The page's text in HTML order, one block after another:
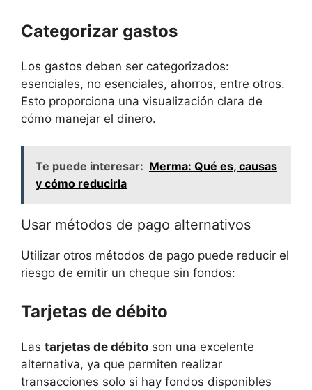
Categorizar gastos
Los gastos deben ser categorizados:
esenciales, no esenciales, ahorros, entre otros.
Esto proporciona una visualización clara de
cómo manejar el dinero.
Te puede interesar: Merma: Qué es, causas
y cómo reducirla
Usar métodos de pago alternativos
Utilizar otros métodos de pago puede reducir el
riesgo de emitir un cheque sin fondos:
Tarjetas de débito
Las tarjetas de débito son una excelente
alternativa, ya que permiten realizar
transacciones solo si hay fondos disponibles